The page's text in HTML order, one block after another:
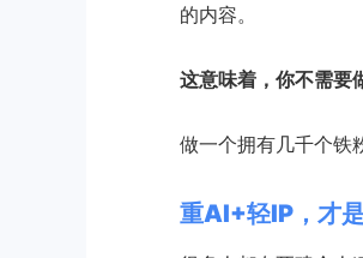
的内容。
这意味着，你不需要
做一个拥有几千个铁
重AI+轻IP，才